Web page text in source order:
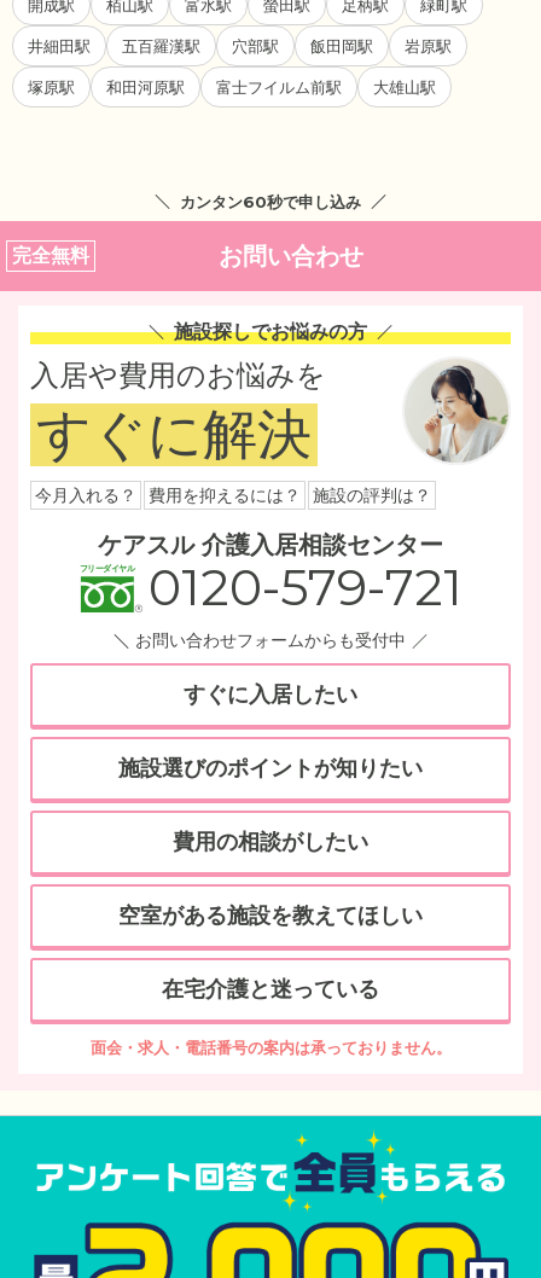
開成駅 栢山駅 富水駅 螢田駅 足柄駅 緑町駅
井細田駅 五百羅漢駅 穴部駅 飯田岡駅 岩原駅
塚原駅 和田河原駅 富士フイルム前駅 大雄山駅
カンタン60秒で申し込み
完全無料 お問い合わせ
施設探しでお悩みの方
入居や費用のお悩みを
すぐに解決
今月入れる？ 費用を抑えるには？ 施設の評判は？
ケアスル 介護入居相談センター
0120-579-721
お問い合わせフォームからも受付中
すぐに入居したい
施設選びのポイントが知りたい
費用の相談がしたい
空室がある施設を教えてほしい
在宅介護と迷っている
面会・求人・電話番号の案内は承っておりません。